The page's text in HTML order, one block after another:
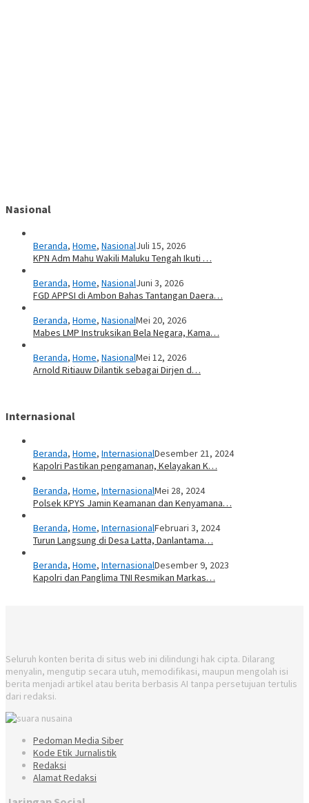
Nasional
Beranda, Home, NasionalJuli 15, 2026
KPN Adm Mahu Wakili Maluku Tengah Ikuti …
Beranda, Home, NasionalJuni 3, 2026
FGD APPSI di Ambon Bahas Tantangan Daera…
Beranda, Home, NasionalMei 20, 2026
Mabes LMP Instruksikan Bela Negara, Kama…
Beranda, Home, NasionalMei 12, 2026
Arnold Ritiauw Dilantik sebagai Dirjen d…
Internasional
Beranda, Home, InternasionalDesember 21, 2024
Kapolri Pastikan pengamanan, Kelayakan K…
Beranda, Home, InternasionalMei 28, 2024
Polsek KPYS Jamin Keamanan dan Kenyamana…
Beranda, Home, InternasionalFebruari 3, 2024
Turun Langsung di Desa Latta, Danlantama…
Beranda, Home, InternasionalDesember 9, 2023
Kapolri dan Panglima TNI Resmikan Markas…
Seluruh konten berita di situs web ini dilindungi hak cipta. Dilarang
menyalin, mengutip secara utuh, memodifikasi, maupun mengolah isi
berita menjadi artikel atau berita berbasis AI tanpa persetujuan tertulis
dari redaksi.
Pedoman Media Siber
Kode Etik Jurnalistik
Redaksi
Alamat Redaksi